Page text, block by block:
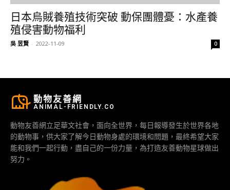
日本烏賊養殖技術突破 動保團體憂：水產養
殖侵害動物福利
吳 昱賢 - 2022-11-09 0
動物友善網
ANIMAL-FRIENDLY.CO
動物友善網立足華文社會，面向全世界，每日報導發生於世界各地
的動物事，供大家了解今日動物身處的環境和問題，最終希望大家
能和我們一起行動，盡自己的一份力量，為打造友善動物星球做出
努力。